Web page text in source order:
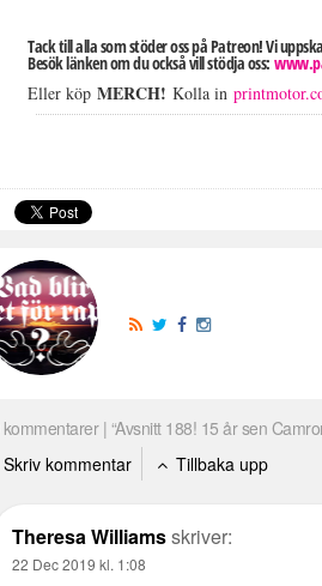
Tack till alla som stöder oss på Patreon! Vi
Besök länken om du också vill stödja oss:
Eller köpMERCH! Kolla in
kommentarer | “Avsnitt 188! 15 år sen
Skriv kommentar
Tillbaka upp
Theresa Williamsskriver:
22 Dec 2019 kl. 1:08